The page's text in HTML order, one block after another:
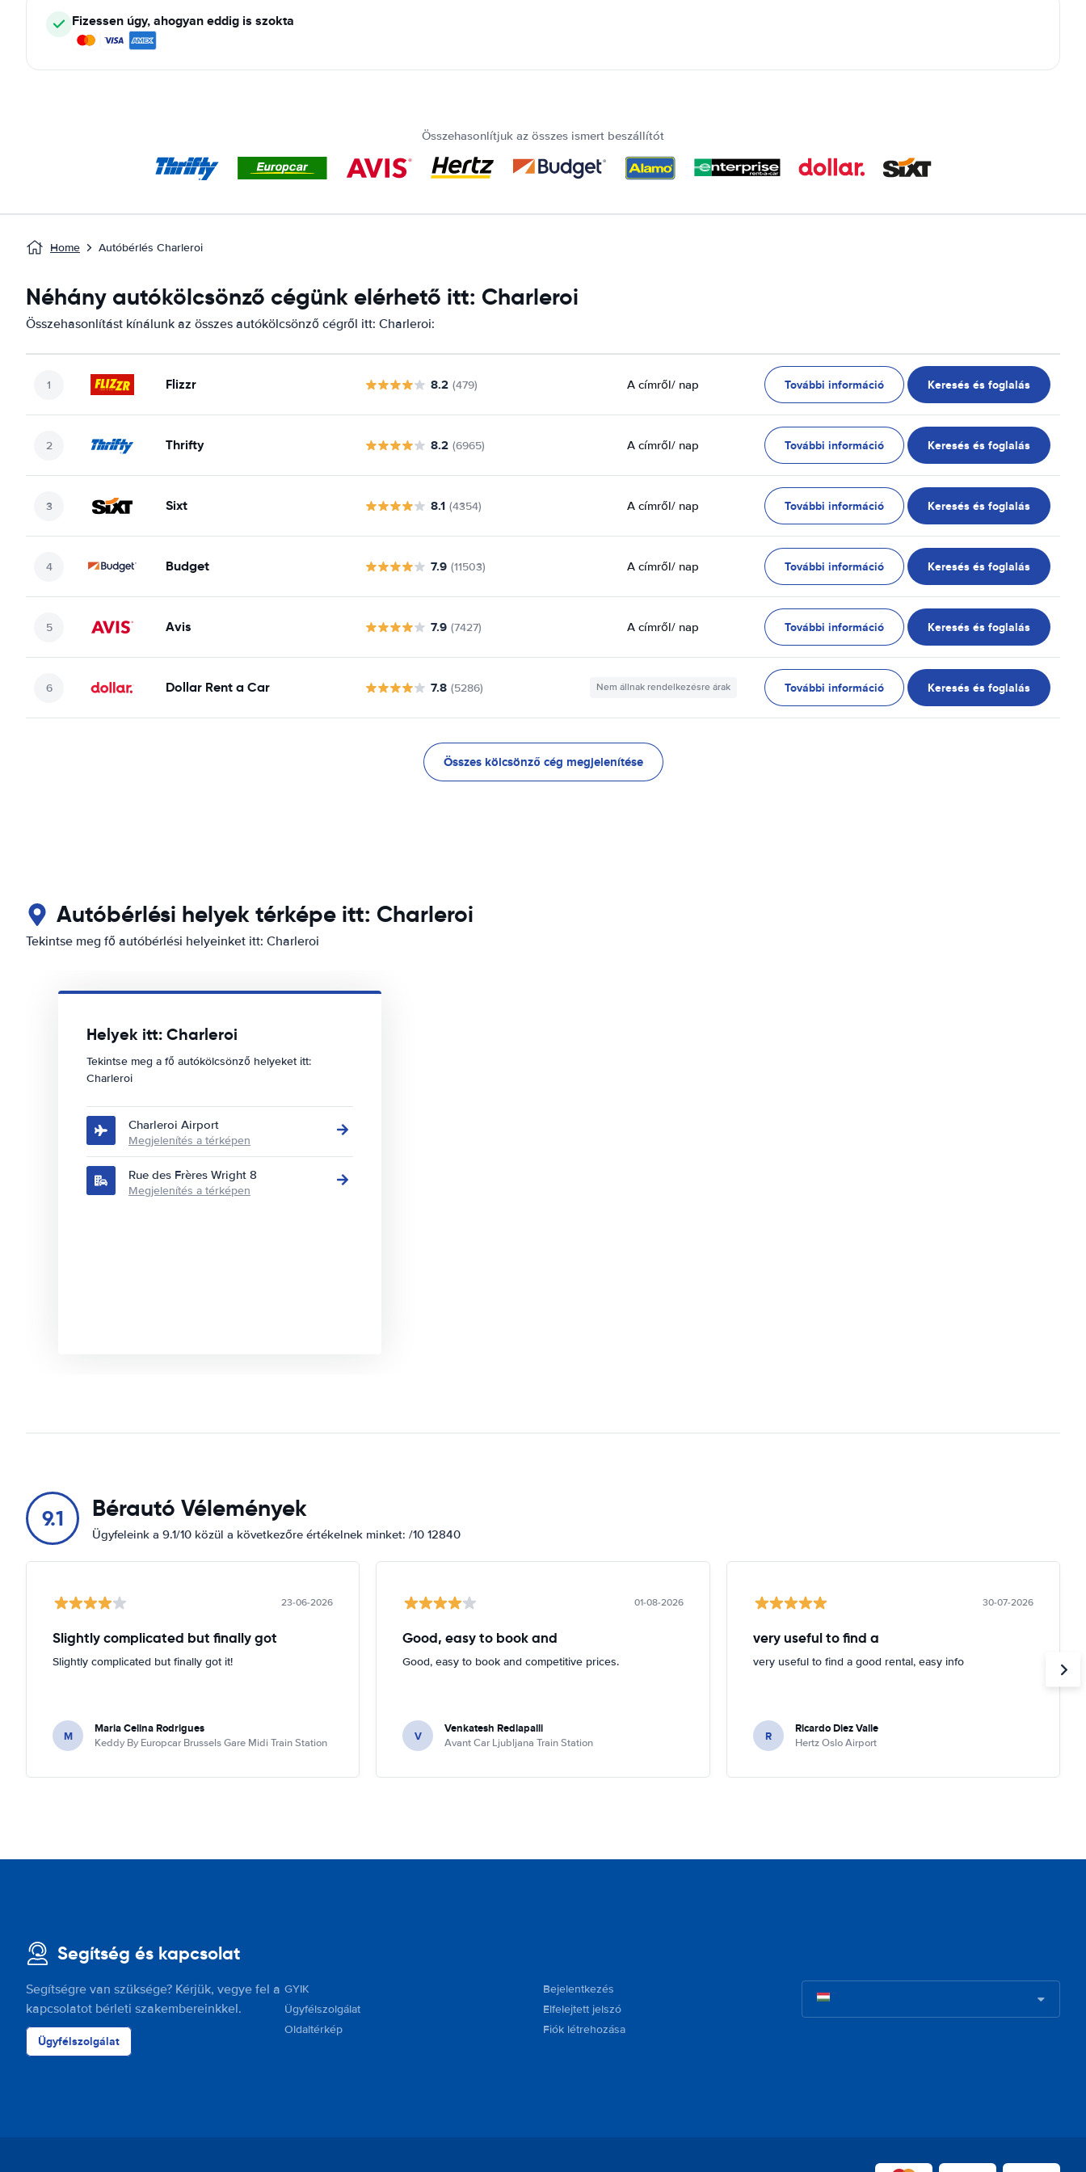
Fizessen úgy, ahogyan eddig is szokta
Összehasonlítjuk az összes ismert beszállítót
Home Autóbérlés Charleroi
Néhány autókölcsönző cégünk elérhető itt: Charleroi
Összehasonlítást kínálunk az összes autókölcsönző cégről itt: Charleroi:
Flizzr 8.2 (479) A címről/ nap További információ Keresés és foglalás
Thrifty 8.2 (6965) A címről/ nap További információ Keresés és foglalás
Sixt 8.1 (4354) A címről/ nap További információ Keresés és foglalás
Budget 7.9 (11503) A címről/ nap További információ Keresés és foglalás
Avis 7.9 (7427) A címről/ nap További információ Keresés és foglalás
Dollar Rent a Car 7.8 (5286) Nem állnak rendelkezésre árak További információ Keresés és foglalás
Összes kölcsönző cég megjelenítése
Autóbérlési helyek térképe itt: Charleroi
Tekintse meg fő autóbérlési helyeinket itt: Charleroi
Helyek itt: Charleroi
Tekintse meg a fő autókölcsönző helyeket itt:
Charleroi
Charleroi Airport
Megjelenítés a térképen
Rue des Frères Wright 8
Megjelenítés a térképen
9.1 Bérautó Vélemények
Ügyfeleink a 9.1/10 közül a következőre értékelnek minket: /10 12840
23-06-2026
Slightly complicated but finally got
Slightly complicated but finally got it!
M Maria Celina Rodrigues
Keddy By Europcar Brussels Gare Midi Train Station
01-08-2026
Good, easy to book and
Good, easy to book and competitive prices.
V Venkatesh Redlapalli
Avant Car Ljubljana Train Station
30-07-2026
very useful to find a
very useful to find a good rental, easy info
R Ricardo Diez Valle
Hertz Oslo Airport
Segítség és kapcsolat
Segítségre van szüksége? Kérjük, vegye fel a
kapcsolatot bérleti szakembereinkkel.
Ügyfélszolgálat
GYIK
Ügyfélszolgálat
Oldaltérkép
Bejelentkezés
Elfelejtett jelszó
Fiók létrehozása